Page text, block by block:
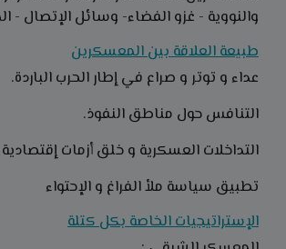
والنووية - غزو الفضاء- وسائل الإتصال -
طبيعة العلاقة بين المعسكرين
عداء و توتر و صراع في إطار الحرب الباردة.
التنافس حول مناطق النفوذ.
التداخلات العسكرية و خلق أزمات
تطبيق سياسة ملأ الفراغ و الإحتواء
الإستراتيجيات الخاصة بكل كتلة